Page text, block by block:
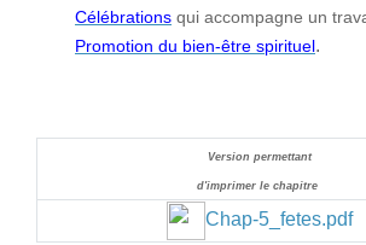
Célébrations qui accompagne un
Promotion du bien-être spirituel.
Version permettant
d'imprimer le chapitre
Chap-5_fetes.pdf